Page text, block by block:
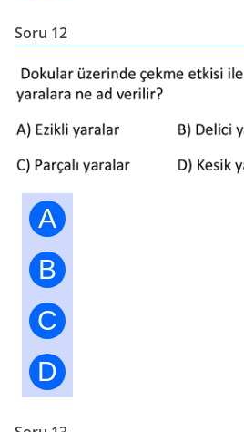
Soru 12
A
B
C
D